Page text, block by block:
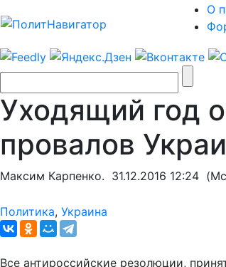
О
Уходящий год
провалов
Максим Карпенко. 31.12.2016 12:24
Политика, Украина
Все антироссийские резолюции,